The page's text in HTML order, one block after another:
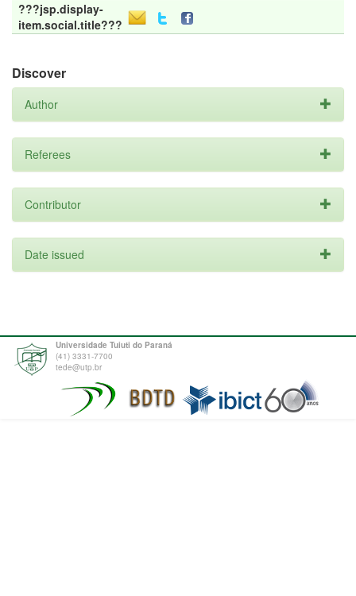
???jsp.display-
item.social.title???
Discover
Author
Referees
Contributor
Date issued
Universidade Tuiuti do Paraná
(41) 3331-7700
tede@utp.br